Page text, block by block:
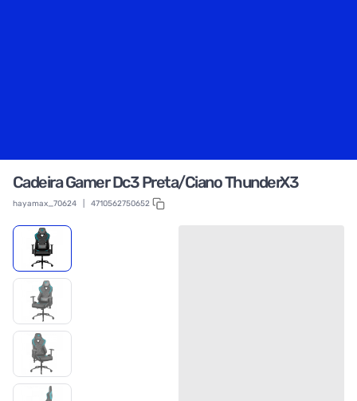
Cadeira Gamer Dc3 Preta/Ciano ThunderX3
hayamax_70624 4710562750652